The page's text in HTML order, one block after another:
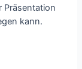
Präsentation
kann.